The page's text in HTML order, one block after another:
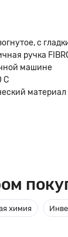
с
ручка
машине
С
материал
химия